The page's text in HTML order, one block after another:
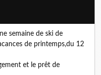
semaine de ski de
de printemps,du 12
et le prêt de